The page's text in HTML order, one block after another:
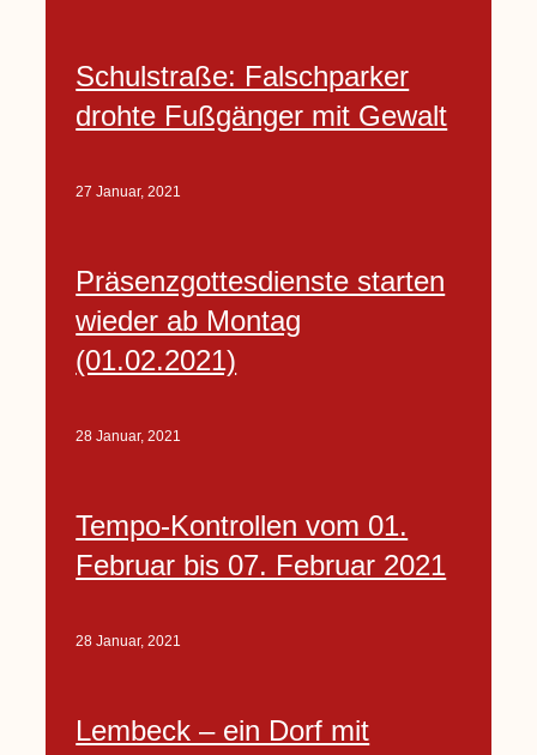
Schulstraße: Falschparker
drohte Fußgänger mit Gewalt
27 Januar, 2021
Präsenzgottesdienste starten
wieder ab Montag
(01.02.2021)
28 Januar, 2021
Tempo-Kontrollen vom 01.
Februar bis 07. Februar 2021
28 Januar, 2021
Lembeck – ein Dorf mit